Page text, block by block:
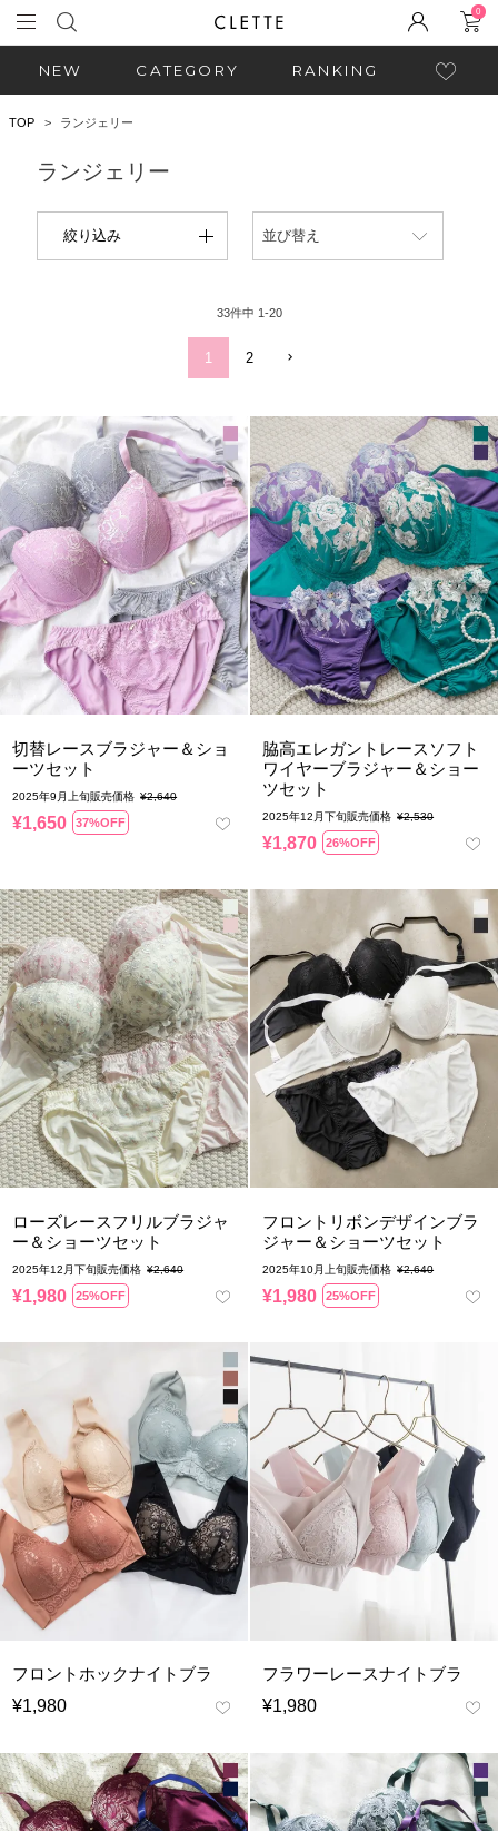
0
NEW CATEGORY RANKING
TOP ランジェリー
ランジェリー
絞り込み 並び替え
33件中 1-20
1 2
切替レースブラジャー＆ショ
ーツセット
2025年9月上旬販売価格 ¥2,640
¥1,650 37%OFF
脇高エレガントレースソフト
ワイヤーブラジャー＆ショー
ツセット
2025年12月下旬販売価格 ¥2,530
¥1,870 26%OFF
ローズレースフリルブラジャ
ー＆ショーツセット
2025年12月下旬販売価格 ¥2,640
¥1,980 25%OFF
フロントリボンデザインブラ
ジャー＆ショーツセット
2025年10月上旬販売価格 ¥2,640
¥1,980 25%OFF
フロントホックナイトブラ
¥1,980
フラワーレースナイトブラ
¥1,980